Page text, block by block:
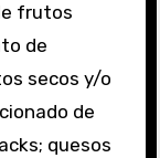
frutos
de
secos y/o
de
quesos